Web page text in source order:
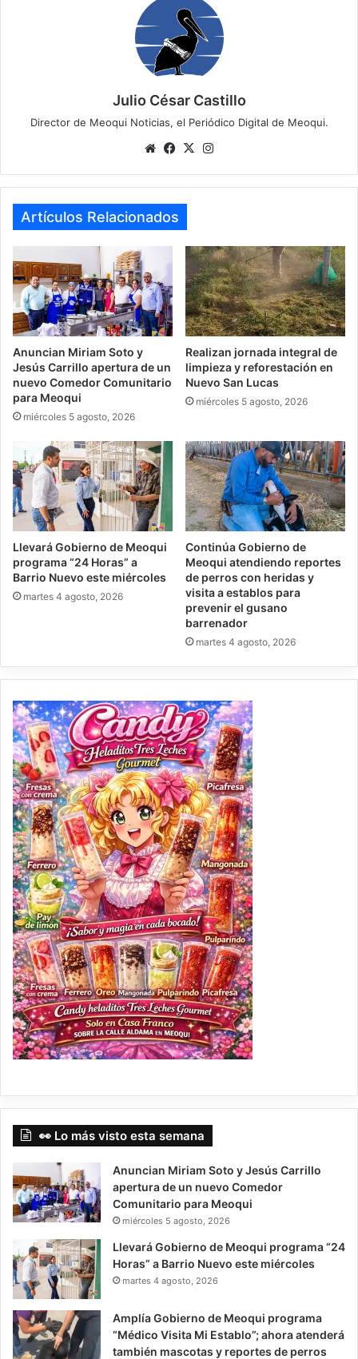
Julio César Castillo
Director de Meoqui Noticias, el Periódico Digital de Meoqui.
WebsiteFacebook
X
Artículos Relacionados
Anuncian Miriam Soto y
Jesús Carrillo apertura de un
nuevo Comedor Comunitario
para Meoqui
miércoles 5 agosto, 2026
Realizan jornada integral de
limpieza y reforestación en
Nuevo San Lucas
miércoles 5 agosto, 2026
Llevará Gobierno de Meoqui
programa “24 Horas” a
Barrio Nuevo este miércoles
martes 4 agosto, 2026
Continúa Gobierno de
Meoqui atendiendo reportes
de perros con heridas y
visita a establos para
prevenir el gusano
barrenador
martes 4 agosto, 2026
👀 Lo más visto esta semana
Anuncian Miriam Soto y Jesús Carrillo
apertura de un nuevo Comedor
Comunitario para Meoqui
miércoles 5 agosto, 2026
Llevará Gobierno de Meoqui programa “24
Horas” a Barrio Nuevo este miércoles
martes 4 agosto, 2026
Amplía Gobierno de Meoqui programa
“Médico Visita Mi Establo”; ahora atenderá
también mascotas y reportes de perros